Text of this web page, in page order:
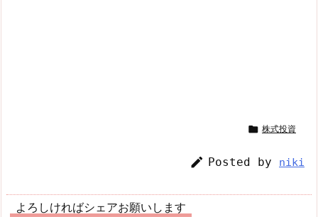
 株式投資
 Posted by niki
よろしければシェアお願いします